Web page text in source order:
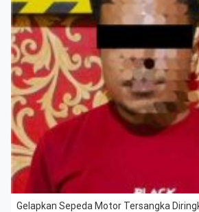
Gelapkan Sepeda Motor Tersangka